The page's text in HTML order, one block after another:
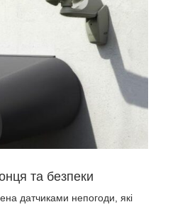
та безпеки
датчиками непогоди, які